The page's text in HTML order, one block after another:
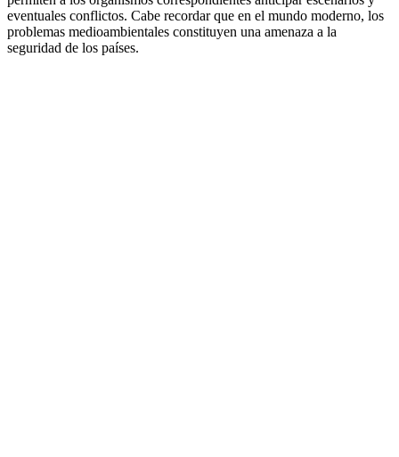
eventuales conflictos. Cabe recordar que en el mundo moderno, los
problemas medioambientales constituyen una amenaza a la
seguridad de los países.